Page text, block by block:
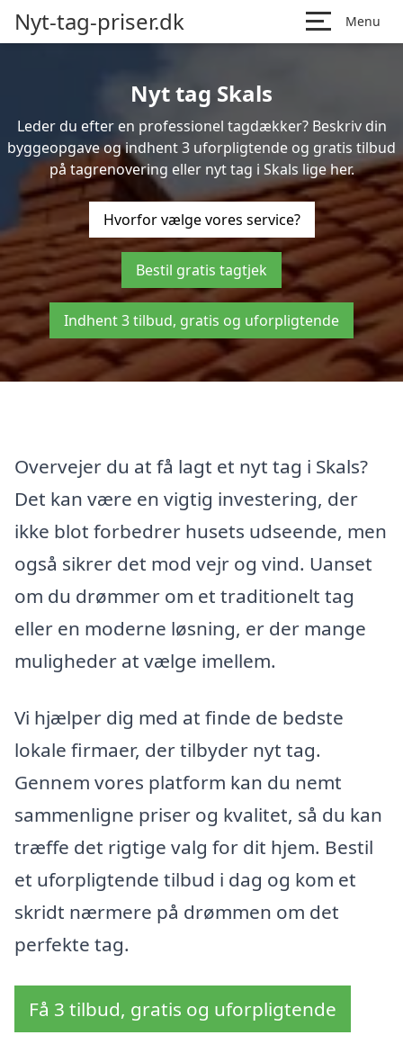
Nyt-tag-priser.dk Menu
Nyt tag Skals
Leder du efter en professionel tagdækker? Beskriv din
byggeopgave og indhent 3 uforpligtende og gratis tilbud
på tagrenovering eller nyt tag i Skals lige her.
Hvorfor vælge vores service?
Bestil gratis tagtjek
Indhent 3 tilbud, gratis og uforpligtende
Overvejer du at få lagt et nyt tag i Skals?
Det kan være en vigtig investering, der
ikke blot forbedrer husets udseende, men
også sikrer det mod vejr og vind. Uanset
om du drømmer om et traditionelt tag
eller en moderne løsning, er der mange
muligheder at vælge imellem.
Vi hjælper dig med at finde de bedste
lokale firmaer, der tilbyder nyt tag.
Gennem vores platform kan du nemt
sammenligne priser og kvalitet, så du kan
træffe det rigtige valg for dit hjem. Bestil
et uforpligtende tilbud i dag og kom et
skridt nærmere på drømmen om det
perfekte tag.
Få 3 tilbud, gratis og uforpligtende